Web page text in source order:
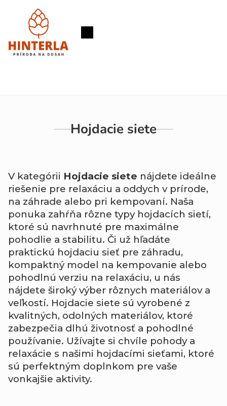
Nákupný
Hojdacie siete
V kategórii Hojdacie siete nájdete ideálne
riešenie pre relaxáciu a oddych v prírode,
na záhrade alebo pri kempovaní. Naša
ponuka zahŕňa rôzne typy hojdacích sietí,
ktoré sú navrhnuté pre maximálne
pohodlie a stabilitu. Či už hľadáte
praktickú hojdaciu sieť pre záhradu,
kompaktný model na kempovanie alebo
pohodlnú verziu na relaxáciu, u nás
nájdete široký výber rôznych materiálov a
veľkostí. Hojdacie siete sú vyrobené z
kvalitných, odolných materiálov, ktoré
zabezpečia dlhú životnosť a pohodlné
používanie. Užívajte si chvíle pohody a
relaxácie s našimi hojdacími sieťami, ktoré
sú perfektným doplnkom pre vaše
vonkajšie aktivity.